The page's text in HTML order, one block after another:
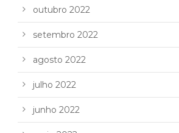
outubro 2022
setembro 2022
agosto 2022
julho 2022
junho 2022